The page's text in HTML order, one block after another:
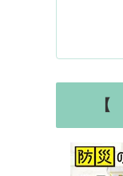
【 い